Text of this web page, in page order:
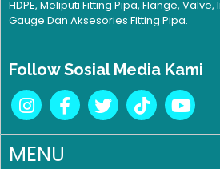
HDPE, Meliputi Fitting Pipa, Flange,
Gauge Dan Aksesories Fitting Pipa.
Follow Sosial Media Kami
MENU